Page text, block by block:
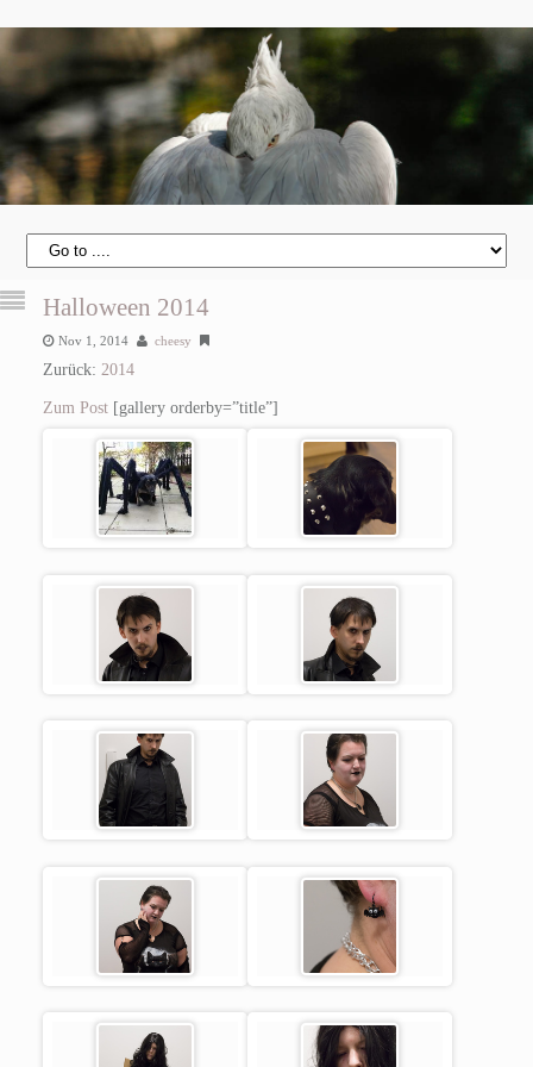
Halloween 2014
Nov 1, 2014 cheesy
Zurück: 2014
Zum Post[gallery orderby=”title”]